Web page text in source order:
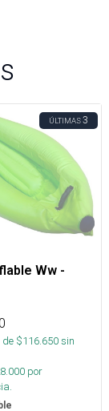
ÚLTIMAS3
Ww -
$116.650sin
por